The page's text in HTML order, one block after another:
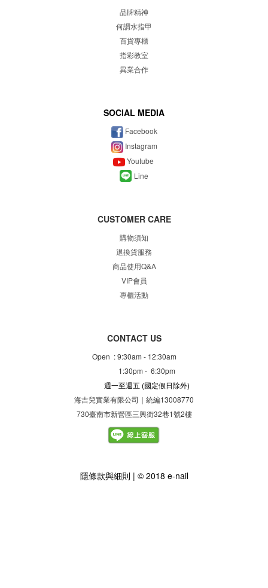
品牌精神
何謂水指甲
百貨專櫃
指彩教室
異業合作
SOCIAL MEDIA
Facebook
Instagram
Youtube
Line
CUSTOMER CARE
購物須知
退換貨服務
商品使用Q&A
VIP會員
專櫃活動
CONTACT US
Open : 9:30am - 12:30am
1:30pm - 6:30pm
週一至週五 (國定假日除外)
海吉兒實業有限公司｜統編13008770
730臺南市新營區三興街32巷1號2樓
隱條款與細則 | © 2018 e-nail